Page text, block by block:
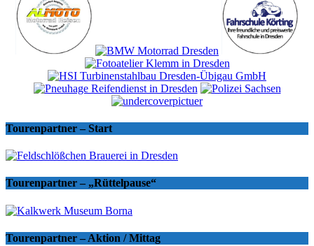
Tourenpartner – Start
Tourenpartner – „Rüttelpause“
Tourenpartner – Aktion / Mittag